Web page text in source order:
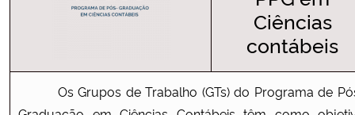
Ministério da Cidadania
Ministério de Minas e Energia
Ciências
contábeis
Os Grupos de Trabalho (GTs) do Programa de